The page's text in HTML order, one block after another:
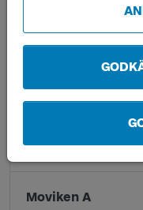
Malm B
Mariestad
Mariestad
Moviken A